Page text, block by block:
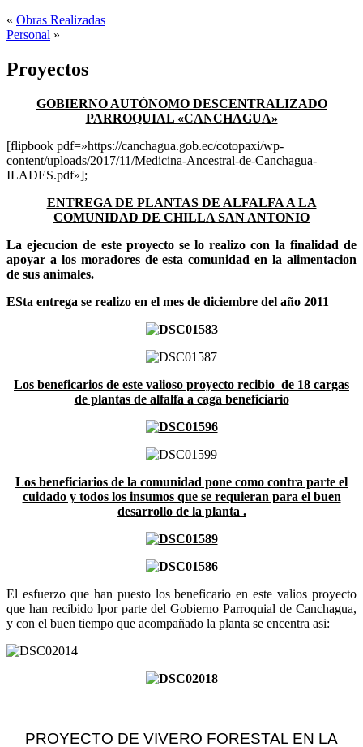
« Obras Realizadas
Personal »
Proyectos
GOBIERNO AUTÓNOMO DESCENTRALIZADO
PARROQUIAL «CANCHAGUA»
[flipbook pdf=»https://canchagua.gob.ec/cotopaxi/wp-
content/uploads/2017/11/Medicina-Ancestral-de-Canchagua-
ILADES.pdf»];
ENTREGA DE PLANTAS DE ALFALFA A LA
COMUNIDAD DE CHILLA SAN ANTONIO
La ejecucion de este proyecto se lo realizo con la finalidad de
apoyar a los moradores de esta comunidad en la alimentacion
de sus animales.
ESta entrega se realizo en el mes de diciembre del año 2011
Los beneficarios de este valioso proyecto recibio de 18 cargas
de plantas de alfalfa a caga beneficiario
Los beneficiarios de la comunidad pone como contra parte el
cuidado y todos los insumos que se requieran para el buen
desarrollo de la planta .
El esfuerzo que han puesto los beneficario en este valios proyecto
que han recibido lpor parte del Gobierno Parroquial de Canchagua,
y con el buen tiempo que acompañado la planta se encentra asi:
PROYECTO DE VIVERO FORESTAL EN LA